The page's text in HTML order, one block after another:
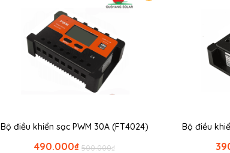
Bộ điều khiển sạc PWM 30A (FT4024)
₫
500.000
₫
490.000
Bộ điều